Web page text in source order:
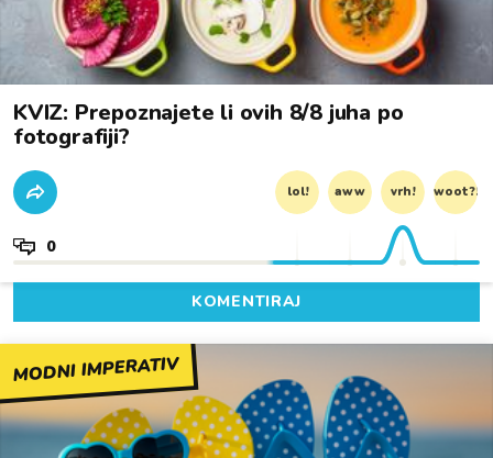
KVIZ: Prepoznajete li ovih 8/8 juha po
fotografiji?
lol! aww vrh! woot?!
0
KOMENTIRAJ
MODNI IMPERATIV